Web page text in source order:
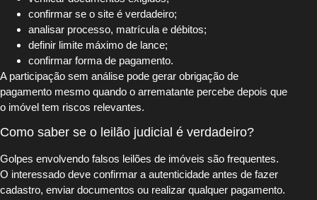
confirmar se o site é verdadeiro;
analisar processo, matrícula e débitos;
definir limite máximo de lance;
confirmar forma de pagamento.
A participação sem análise pode gerar obrigação de
pagamento mesmo quando o arrematante percebe depois que
o imóvel tem riscos relevantes.
Como saber se o leilão judicial é verdadeiro?
Golpes envolvendo falsos leilões de imóveis são frequentes.
O interessado deve confirmar a autenticidade antes de fazer
cadastro, enviar documentos ou realizar qualquer pagamento.